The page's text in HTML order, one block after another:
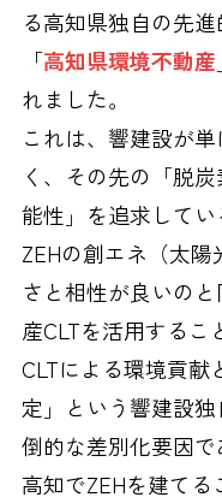
る高知県独自の先
「高知県環境不動産
れました。
これは、響建設が
く、その先の「脱
能性」を追求してい
ZEHの創エネ（太
さと相性が良いの
産CLTを活用するこ
CLTによる環境貢献
定」という響建設
倒的な差別化要因で
高知でZEHを建て